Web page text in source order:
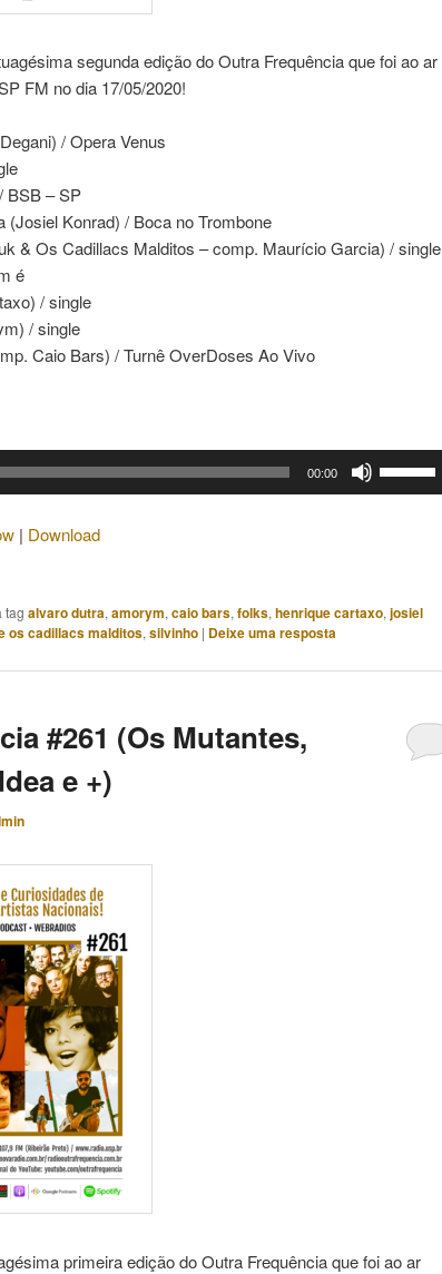
segunda edição do Outra Frequência que foi ao ar
FM no dia 17/05/2020!
/ Opera Venus
BSB – SP
(Josiel Konrad) / Boca no Trombone
& Os Cadillacs Malditos – comp. Maurício Garcia) / single
é
/ single
/ single
Caio Bars) / Turnê OverDoses Ao Vivo
00:00
para
para
diminuir
| Download
tag alvaro dutra,amorym,caio bars,folks,henrique cartaxo,josiel
os cadillacs malditos,silvinho | Deixe uma resposta
#261 (Os Mutantes,
e +)
primeira edição do Outra Frequência que foi ao ar